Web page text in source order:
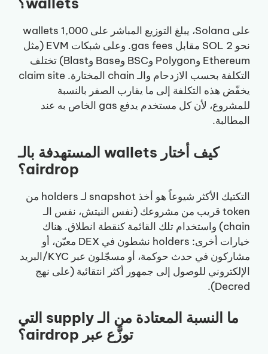
على Solana، يبلغ التوزيع المباشر على 1,000 wallets
نحو 2 SOL مقابل gas fees. وعلى شبكات EVM (مثل
Ethereum وPolygon وBSC وBase وBlast) تختلف
التكلفة بحسب الازدحام والـ chain المختارة. claim site
يخفّض هذه التكلفة إلى ما يقارب الصفر بالنسبة
للمشروع، لأن كل مستخدم يدفع gas الخاص به عند
المطالبة.
كيف أختار wallets المستهدفة بالـ
airdrop؟
التكتيك الأكثر شيوعاً هو أخذ snapshot لـ holders من
token قريب من مشروعك (نفس النيتش، نفس الـ
chain) واستخدام تلك القائمة كنقطة انطلاق. هناك
خيارات أخرى: holders نشطون في DEX معيّن، أو
مشاركون في حدث حوكمة، أو مسجّلون عبر KYC/البريد
الإلكتروني للوصول إلى جمهور أكثر انتقائية (على نهج
Decred).
ما النسبة المعتادة من الـ supply التي
توزَّع عبر airdrop؟